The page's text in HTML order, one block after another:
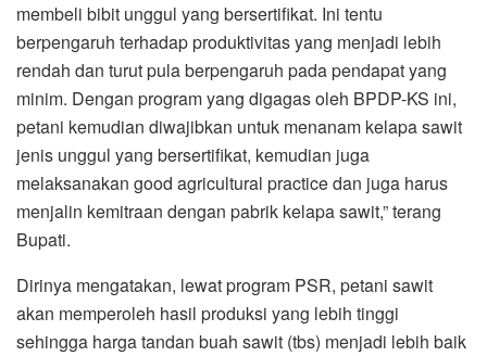
membeli bibit unggul yang bersertifikat. Ini tentu
berpengaruh terhadap produktivitas yang menjadi lebih
rendah dan turut pula berpengaruh pada pendapat yang
minim. Dengan program yang digagas oleh BPDP-KS ini,
petani kemudian diwajibkan untuk menanam kelapa sawit
jenis unggul yang bersertifikat, kemudian juga
melaksanakan good agricultural practice dan juga harus
menjalin kemitraan dengan pabrik kelapa sawit,” terang
Bupati.
Dirinya mengatakan, lewat program PSR, petani sawit
akan memperoleh hasil produksi yang lebih tinggi
sehingga harga tandan buah sawit (tbs) menjadi lebih baik